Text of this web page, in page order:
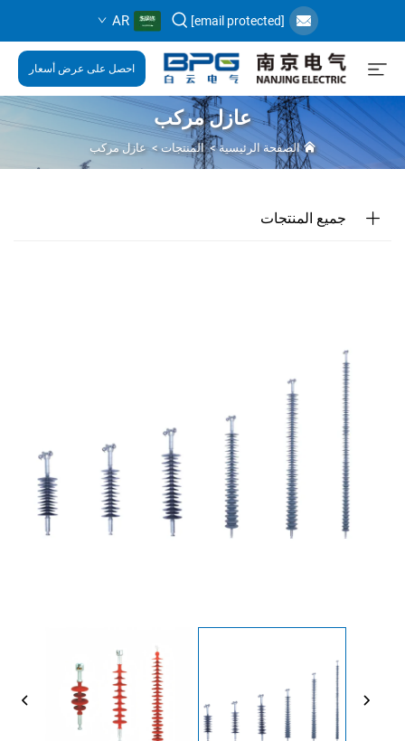
[email protected]
AR
احصل على عرض أسعار
عازل مركب
الصفحة الرئيسية>المنتجات >عازل مركب
جميع المنتجات